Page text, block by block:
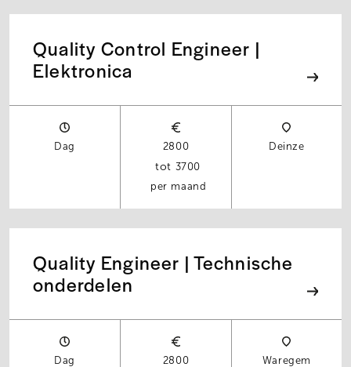
Quality Control Engineer |
Elektronica
Dag
2800
3700
per maand
Deinze
Quality Engineer | Technische
onderdelen
Dag
2800
Waregem